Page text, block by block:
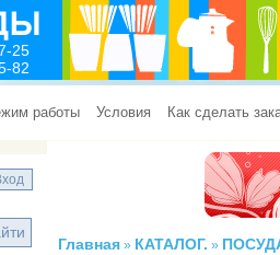
25
82
работы Условия Как сделать
Главная » КАТАЛОГ. »